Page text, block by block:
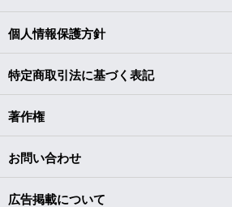
個人情報保護方針
特定商取引法に基づく表記
著作権
お問い合わせ
広告掲載について